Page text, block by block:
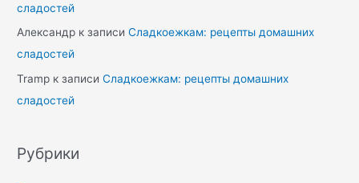
сладостей
Александр к записиСладкоежкам: рецепты домашних
сладостей
Tramp к записиСладкоежкам: рецепты домашних
сладостей
Рубрики